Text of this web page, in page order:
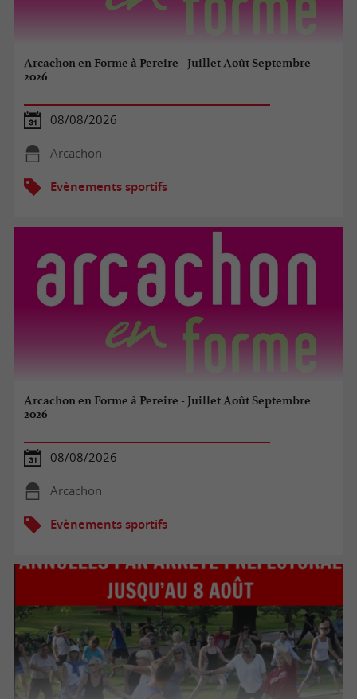
Arcachon en Forme à Pereire - Juillet Août Septembre
2026
08/08/2026
Arcachon
Evènements sportifs
Arcachon en Forme à Pereire - Juillet Août Septembre
2026
08/08/2026
Arcachon
Evènements sportifs